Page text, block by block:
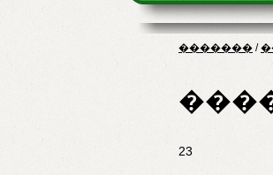
������� /
23